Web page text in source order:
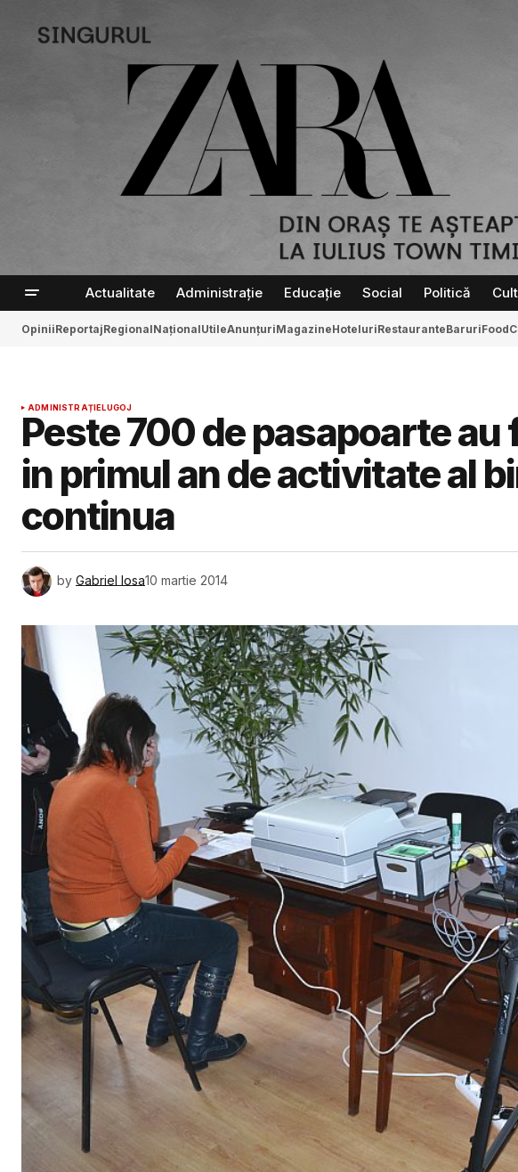
Actualitate Administrație Educație Social Politică
OpiniiReportajRegionalNaționalUtileAnunțuriMagazineHoteluriRestauranteBaruriFood
ADMINISTRAȚIELUGOJ
Peste 700 de pasapoarte
in primul an de activitate al
continua
by Gabriel Iosa10 martie 2014